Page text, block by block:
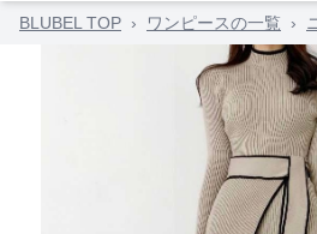
BLUBEL TOP › ワンピースの一覧 ›